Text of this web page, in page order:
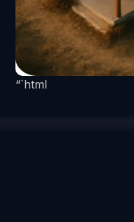
“`html